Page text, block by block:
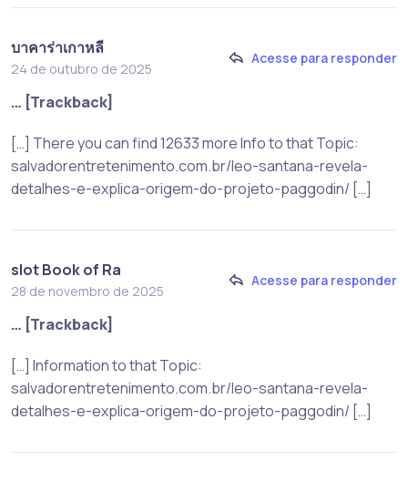
บาคาร่าเกาหลี
24 de outubro de 2025
Acesse para responder
… [Trackback]
[…] There you can find 12633 more Info to that Topic:
salvadorentretenimento.com.br/leo-santana-revela-
detalhes-e-explica-origem-do-projeto-paggodin/ […]
slot Book of Ra
28 de novembro de 2025
Acesse para responder
… [Trackback]
[…] Information to that Topic:
salvadorentretenimento.com.br/leo-santana-revela-
detalhes-e-explica-origem-do-projeto-paggodin/ […]